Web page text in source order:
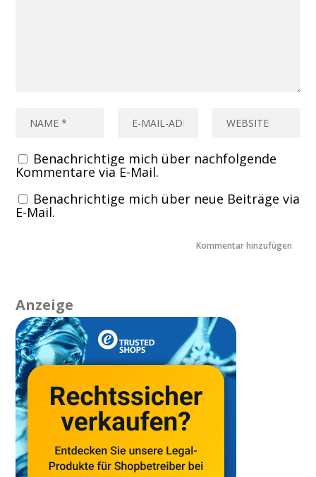
Benachrichtige mich über nachfolgende
Kommentare via E-Mail.
Benachrichtige mich über neue Beiträge via
E-Mail.
Anzeige